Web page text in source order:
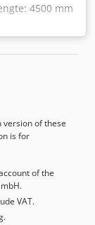
4500 mm
9
eind juli
version of these
is for
of the
VAT.